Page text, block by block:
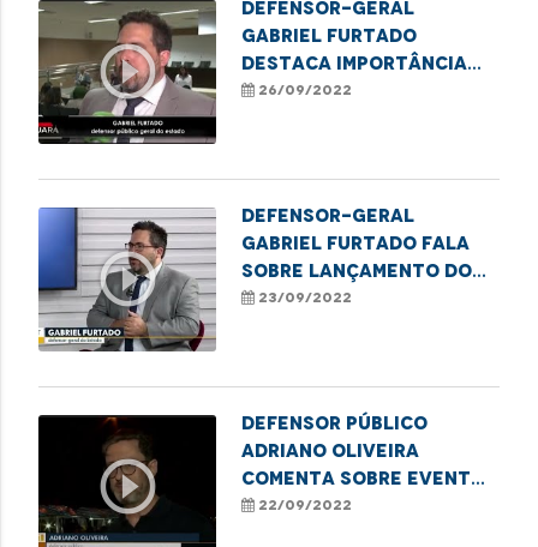
play_circle_outline
Defensor-geral
Gabriel Furtado
destaca importância
do registro de
26/09/2022
play_circle_outline
Defensor-geral
Gabriel Furtado fala
sobre lançamento do
Plano para
23/09/2022
play_circle_outline
Defensor Público
Adriano Oliveira
comenta sobre evento
para os
22/09/2022